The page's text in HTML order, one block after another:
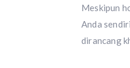
Meskipun
Anda
dirancang